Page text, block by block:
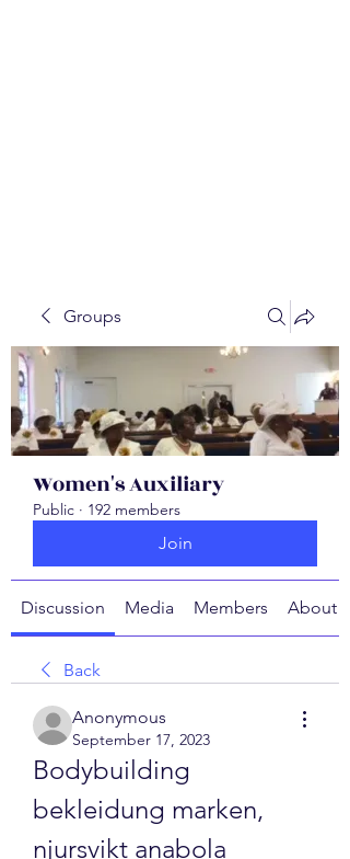
Groups
Women's Auxiliary
Public · 192 members
Join
Discussion Media Members About
Back
Anonymous
September 17, 2023
Bodybuilding
bekleidung marken,
njursvikt anabola